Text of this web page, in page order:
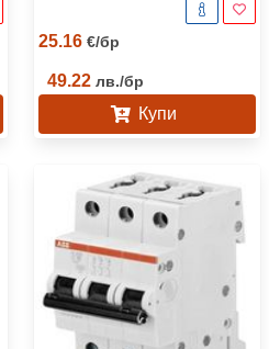
25.16 €/бр
49.22 лв./бр
Купи